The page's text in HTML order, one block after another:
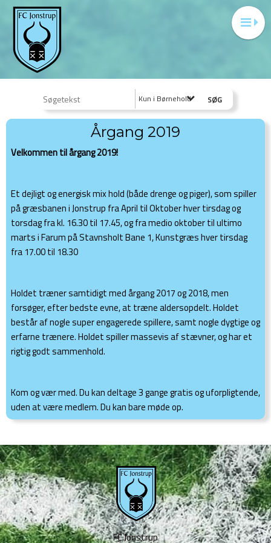
Kun i Børnehold
Årgang 2019
Velkommen til årgang 2019!
Et dejligt og energisk mix hold (både drenge og piger), som spiller
på græsbanen i Jonstrup fra April til Oktober hver tirsdag og
torsdag fra kl. 16.30 til 17.45, og fra medio oktober til ultimo
marts i Farum på Stavnsholt Bane 1, Kunstgræs hver tirsdag
fra 17.00 til 18.30
Holdet træner samtidigt med årgang 2017 og 2018, men
forsøger, efter bedste evne, at træne aldersopdelt. Holdet
består af nogle super engagerede spillere, samt nogle dygtige og
erfarne trænere. Holdet spiller massevis af stævner, og har et
rigtig godt sammenhold.
Kom og vær med. Du kan deltage 3 gange gratis og uforpligtende,
uden at være medlem. Du kan bare møde op.
FC Jonstrup